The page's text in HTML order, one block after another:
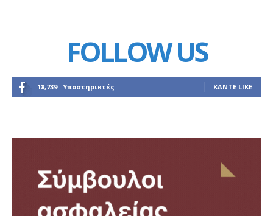
FOLLOW US
18,739 Υποστηρικτές ΚΆΝΤΕ LIKE